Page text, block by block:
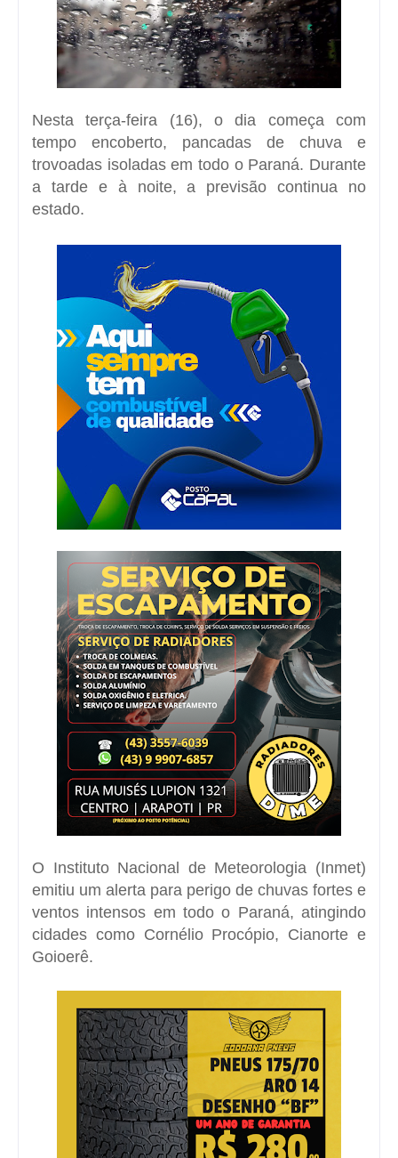
Nesta terça-feira (16), o dia começa com
tempo encoberto, pancadas de chuva e
trovoadas isoladas em todo o Paraná. Durante
a tarde e à noite, a previsão continua no
estado.
O Instituto Nacional de Meteorologia (Inmet)
emitiu um alerta para perigo de chuvas fortes e
ventos intensos em todo o Paraná, atingindo
cidades como Cornélio Procópio, Cianorte e
Goioerê.